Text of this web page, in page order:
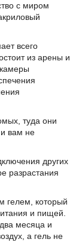
с миром
всего
из арены и
туда они
и вам не
других
разрастания
гелем, который
и пищей.
месяца и
а гель не